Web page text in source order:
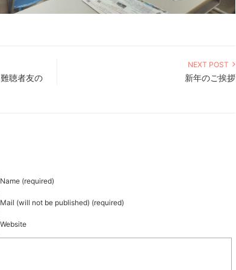
聴者友の
NEXT POST
新年のご挨拶
Name (required)
Mail (will not be published) (required)
Website